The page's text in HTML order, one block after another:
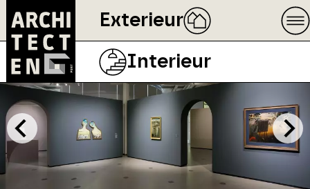
Exterieur
Interieur